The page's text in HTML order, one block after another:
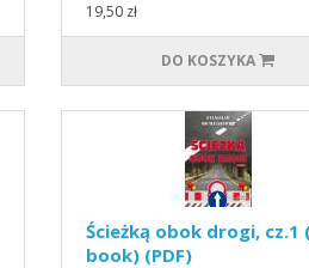
19,50 zł
DO KOSZYKA
Ścieżką obok drogi, cz.1
book) (PDF)